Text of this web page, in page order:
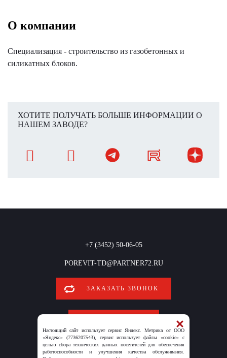
О компании
Специализация - строительство из газобетонных и
силикатных блоков.
ХОТИТЕ ПОЛУЧАТЬ БОЛЬШЕ ИНФОРМАЦИИ О
НАШЕМ ЗАВОДЕ?
+7 (3452) 50-06-05
POREVIT-TD@PARTNER72.RU
ЗАКАЗАТЬ ЗВОНОК
Настоящий сайт использует сервис Яндекс. Метрика от ООО
«Яндекс» (7736207543), сервис использует файлы «cookie» с
целью сбора технических данных посетителей для обеспечения
работоспособности и улучшения качества обслуживания.